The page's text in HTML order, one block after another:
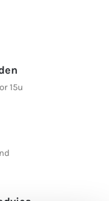
15u